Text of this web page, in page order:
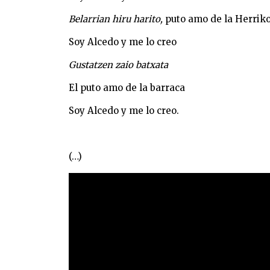
Belarrian hiru harito, puto amo de la
Soy Alcedo y me lo creo
Gustatzen zaio batxata
El puto amo de la barraca
Soy Alcedo y me lo creo.
(…)